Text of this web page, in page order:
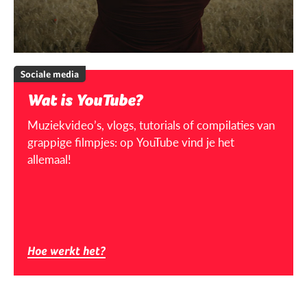
Sociale media
Wat is YouTube?
Muziekvideo’s, vlogs, tutorials of compilaties van
grappige filmpjes: op YouTube vind je het
allemaal!
Hoe werkt het?